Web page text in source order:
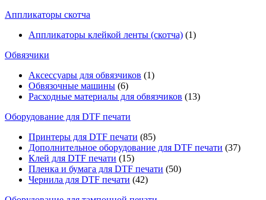
Аппликаторы скотча
Аппликаторы клейкой ленты (скотча) (1)
Обвязчики
Аксессуары для обвязчиков (1)
Обвязочные машины (6)
Расходные материалы для обвязчиков (13)
Оборудование для DTF печати
Принтеры для DTF печати (85)
Дополнительное оборудование для DTF печати (37)
Клей для DTF печати (15)
Пленка и бумага для DTF печати (50)
Чернила для DTF печати (42)